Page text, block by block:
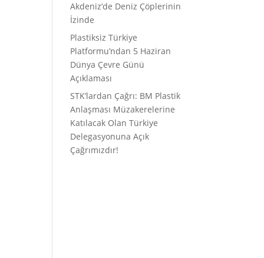
Akdeniz’de Deniz Çöplerinin
İzinde
Plastiksiz Türkiye
Platformu’ndan 5 Haziran
Dünya Çevre Günü
Açıklaması
STK’lardan Çağrı: BM Plastik
Anlaşması Müzakerelerine
Katılacak Olan Türkiye
Delegasyonuna Açık
Çağrımızdır!